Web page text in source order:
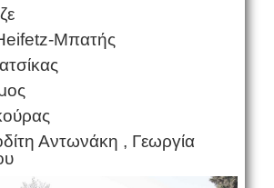
Μπατής
Πατσίκας
Στάμος
Αντωνάκη , Γεωργία